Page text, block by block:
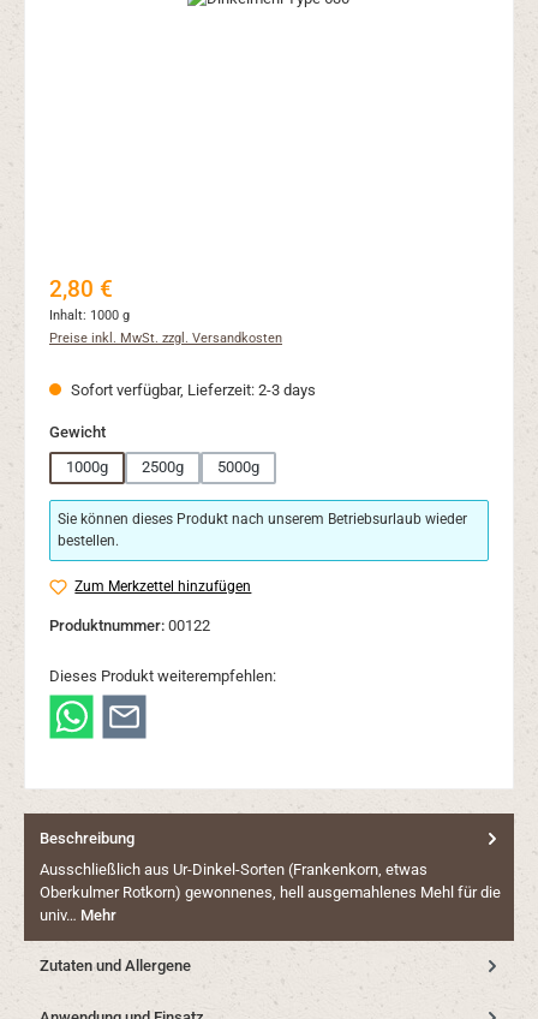
Regulärer Preis:
2,80 €
Inhalt: 1000 g
Preise inkl. MwSt. zzgl. Versandkosten
Sofort verfügbar, Lieferzeit: 2-3 days
Gewichtauswählen
1000g
2500g 5000g
Sie können dieses Produkt nach unserem Betriebsurlaub wieder
bestellen.
Zum Merkzettel hinzufügen
Produktnummer: 00122
Dieses Produkt weiterempfehlen:
Beschreibung
Ausschließlich aus Ur-Dinkel-Sorten (Frankenkorn, etwas
Oberkulmer Rotkorn) gewonnenes, hell ausgemahlenes Mehl für die
univ… Mehr
Zutaten und Allergene